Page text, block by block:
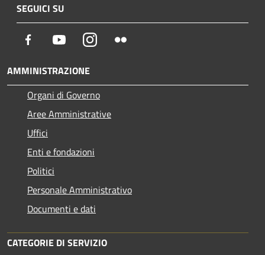
SEGUICI SU
Facebook YoutubeInstagram
AMMINISTRAZIONE
Organi di Governo
Aree Amministrative
Uffici
Enti e fondazioni
Politici
Personale Amministrativo
Documenti e dati
CATEGORIE DI SERVIZIO